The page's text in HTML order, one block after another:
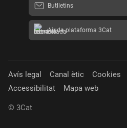
Butlletins
Ajuda plataforma 3Cat
Avís legal Canal ètic Cookies
Accessibilitat
Mapa web
© 3Cat